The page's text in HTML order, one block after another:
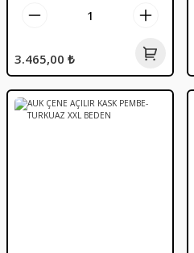
3.465,00 ₺